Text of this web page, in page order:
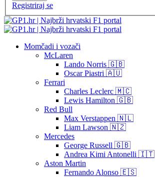
Registriraj se
Momčadi i vozači
McLaren
Lando Norris 🇬🇧
Oscar Piastri 🇦🇺
Ferrari
Charles Leclerc 🇲🇨
Lewis Hamilton 🇬🇧
Red Bull
Max Verstappen 🇳🇱
Liam Lawson 🇳🇿
Mercedes
George Russell 🇬🇧
Andrea Kimi Antonelli 🇮🇹
Aston Martin
Fernando Alonso 🇪🇸